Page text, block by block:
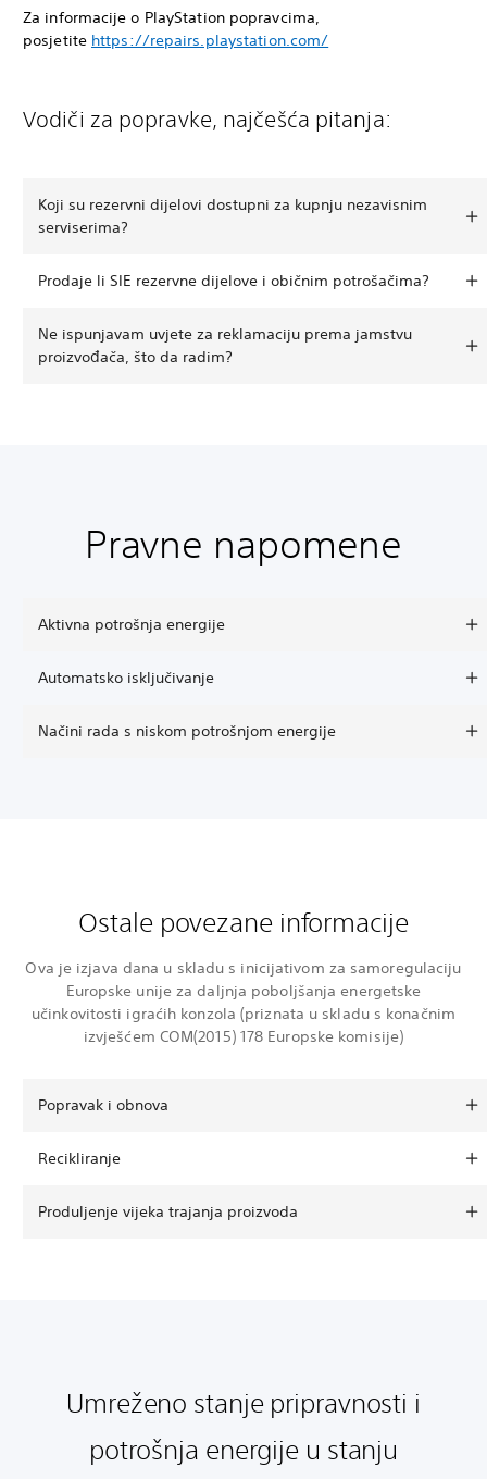
Za informacije o PlayStation popravcima,
posjetite https://repairs.playstation.com/
Vodiči za popravke, najčešća pitanja:
Koji su rezervni dijelovi dostupni za kupnju nezavisnim
serviserima?
Prodaje li SIE rezervne dijelove i običnim potrošačima?
Ne ispunjavam uvjete za reklamaciju prema jamstvu
proizvođača, što da radim?
Pravne napomene
Aktivna potrošnja energije
Automatsko isključivanje
Načini rada s niskom potrošnjom energije
Ostale povezane informacije
Ova je izjava dana u skladu s inicijativom za samoregulaciju
Europske unije za daljnja poboljšanja energetske
učinkovitosti igraćih konzola (priznata u skladu s konačnim
izvješćem COM(2015) 178 Europske komisije)
Popravak i obnova
Recikliranje
Produljenje vijeka trajanja proizvoda
Umreženo stanje pripravnosti i
potrošnja energije u stanju